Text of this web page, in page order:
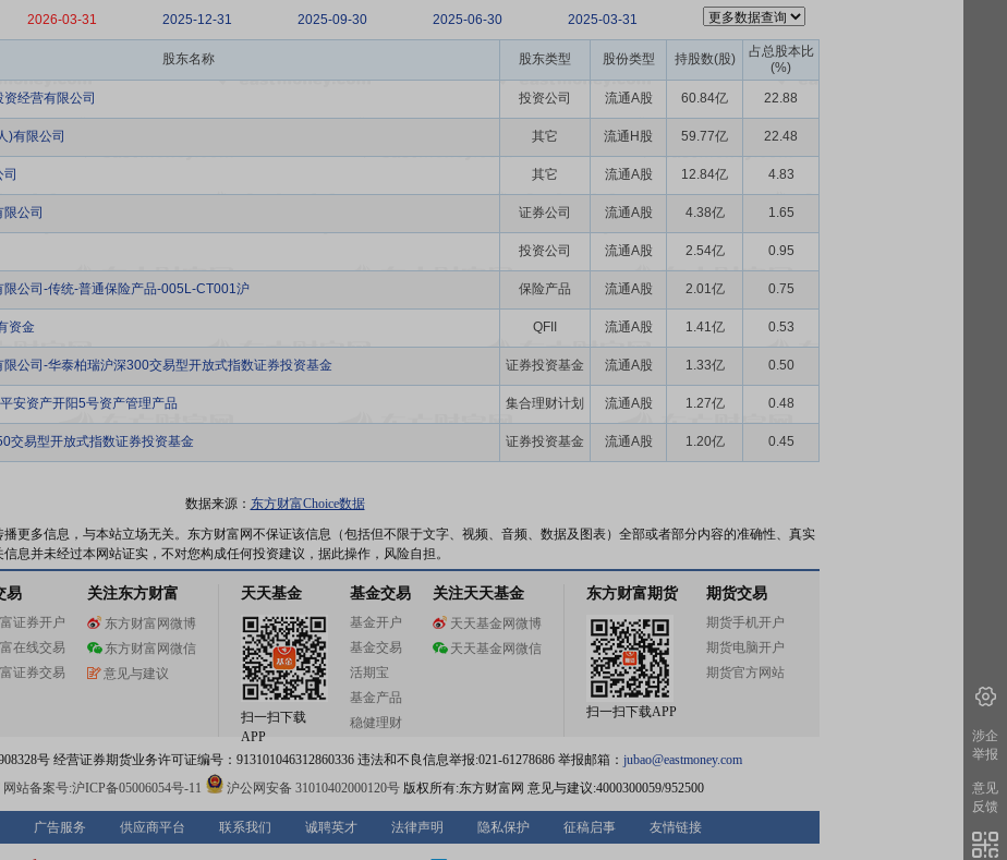
2026-03-31 2025-12-31 2025-09-30 2025-06-30 2025-03-31
股东名称 股东类型 股份类型 持股数(股)
占总股本比
(%)
经营有限公司
投资公司 流通A股 60.84亿 22.88
)有限公司 其它 流通H股 59.77亿 22.48
其它 流通A股 12.84亿 4.83
公司 证券公司 流通A股 4.38亿 1.65
投资公司 流通A股 2.54亿 0.95
限公司-传统-普通保险产品-005L-CT001沪 保险产品 流通A股 2.01亿 0.75
资金 QFII 流通A股 1.41亿 0.53
公司-华泰柏瑞沪深300交易型开放式指数证券投资基金 证券投资基金 流通A股 1.33亿 0.50
安资产开阳5号资产管理产品 集合理财计划 流通A股 1.27亿 0.48
交易型开放式指数证券投资基金 证券投资基金 流通A股 1.20亿 0.45
数据来源： 东方财富Choice数据
更多信息，与本站立场无关。东方财富网不保证该信息（包括但不限于文字、视频、音频、数据及图表）全部或者部分内容的准确性、真实
息并未经过本网站证实，不对您构成任何投资建议，据此操作，风险自担。
易
证券开户
在线交易
证券交易
关注东方财富
东方财富网微博
东方财富网微信
意见与建议
天天基金
扫一扫下载
APP
基金交易
基金开户
基金交易
活期宝
基金产品
稳健理财
关注天天基金
天天基金网微博
天天基金网微信
东方财富期货
扫一扫下载APP
期货交易
期货手机开户
期货电脑开户
期货官方网站
号 经营证券期货业务许可证编号：913101046312860336 违法和不良信息举报:021-61278686 举报邮箱： jubao@eastmoney.com
网站备案号:沪ICP备05006054号-11 沪公网安备 31010402000120号版权所有:东方财富网 意见与建议:4000300059/952500
广告服务 供应商平台 联系我们 诚聘英才 法律声明 隐私保护 征稿启事 友情链接
涉企
举报
意见
反馈